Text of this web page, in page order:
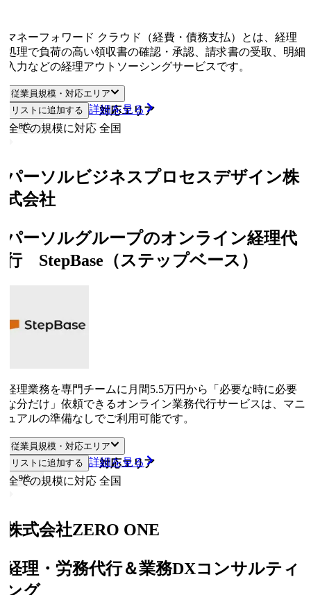
ネーフォワード クラウド（経費・債務支払）とは、経理
理で負荷の高い領収書の確認・承認、請求書の受取、明細
力などの経理アウトソーシングサービスです。
従業員規模・対応エリア
従業員規模
対応エリア
ての規模に対応 全国
リストに追加する 詳細を見る
8位
ーソルビジネスプロセスデザイン株
会社
ーソルグループのオンライン経理代
StepBase（ステップベース）
理業務を専門チームに月間5.5万円から「必要な時に必要
分だけ」依頼できるオンライン業務代行サービスは、マニ
アルの準備なしでご利用可能です。
従業員規模・対応エリア
従業員規模
対応エリア
ての規模に対応 全国
リストに追加する 詳細を見る
9位
式会社ZERO ONE
理・労務代行＆業務DXコンサルティ
グ